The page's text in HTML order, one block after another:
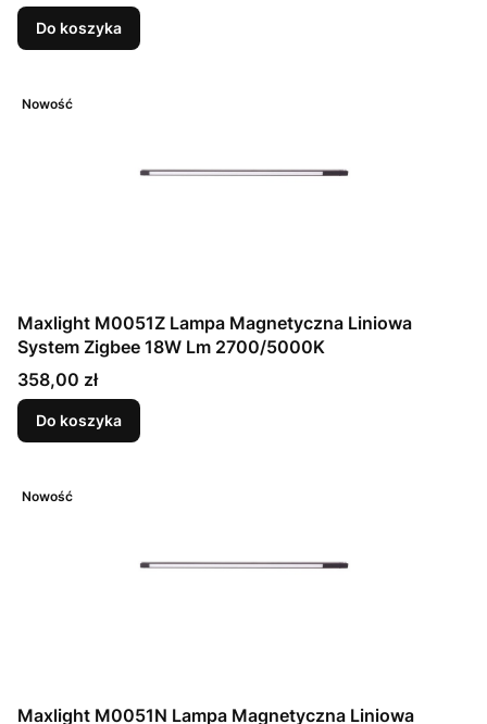
Do koszyka
Nowość
Maxlight M0051Z Lampa Magnetyczna Liniowa
System Zigbee 18W Lm 2700/5000K
Cena
358,00 zł
Do koszyka
Nowość
Maxlight M0051N Lampa Magnetyczna Liniowa